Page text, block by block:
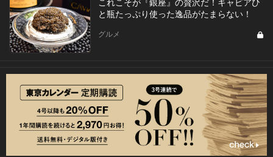
と瓶たっぷり使った逸品がたまらない！
グルメ